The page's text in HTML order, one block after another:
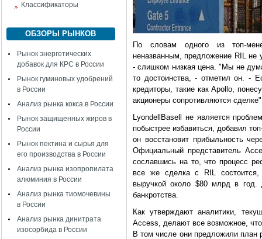
Классификаторы
ОБЗОРЫ РЫНКОВ
Рынок энергетических
добавок для КРС в России
Рынок гуминовых удобрений
в России
Анализ рынка кокса в России
Рынок защищенных жиров в
России
Рынок пектина и сырья для
его производства в России
Анализ рынка изопропилата
алюминия в России
Анализ рынка тиомочевины
в России
Анализ рынка динитрата
изосорбида в России
По словам одного из топ-
неназванным, предложение RIL не
- слишком низкая цена. "Мы не
то достоинства, - отметил он. -
кредиторы, такие как Apollo,
акционеры сопротивляются
LyondellBasell не является
побыстрее избавиться, добавил
он восстановит прибыльность
Официальный представитель
сославшись на то, что процесс
все же сделка с RIL состоится,
выручкой около $80 млрд в год.
банкротства.
Как утверждают аналитики,
Access, делают все возможное,
В том числе они предложили план